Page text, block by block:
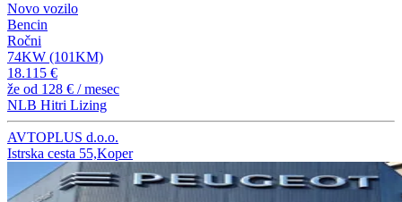
Novo vozilo
Bencin
Ročni
74KW (101KM)
18.115 €
že od 128 € / mesec
NLB Hitri Lizing
AVTOPLUS d.o.o.
Istrska cesta 55,Koper